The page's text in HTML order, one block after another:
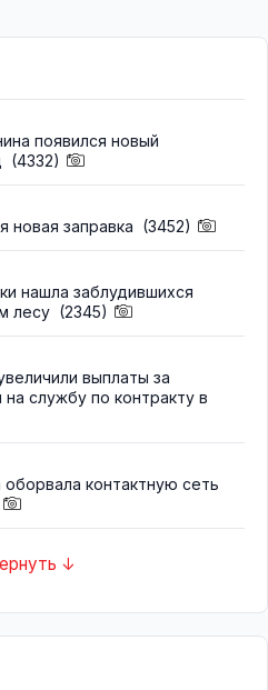
появился новый
(4332)
новая заправка (3452)
нашла заблудившихся
лесу (2345)
выплаты за
службу по контракту в
контактную сеть
↓